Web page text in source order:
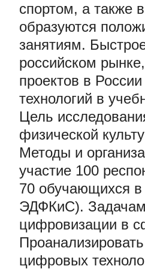
спортом, а также
образуются
занятиям.
российском
проектов в
технологий в
Цель
физической
Методы и
участие 100
70 обучающихся
ЭДФКиС).
цифровизации в
цифровых